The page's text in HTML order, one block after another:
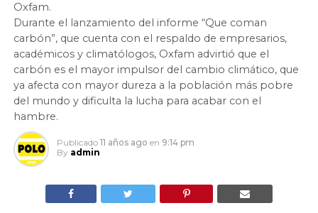
Oxfam.
Durante el lanzamiento del informe “Que coman
carbón”, que cuenta con el respaldo de empresarios,
académicos y climatólogos, Oxfam advirtió que el
carbón es el mayor impulsor del cambio climático, que
ya afecta con mayor dureza a la población más pobre
del mundo y dificulta la lucha para acabar con el
hambre.
Publicado 11 años ago en 9:14 pm
By admin